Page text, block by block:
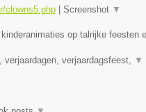
clowns5.php| Screenshot ▼
op talrijke feesten
verjaardagsfeest, ▼